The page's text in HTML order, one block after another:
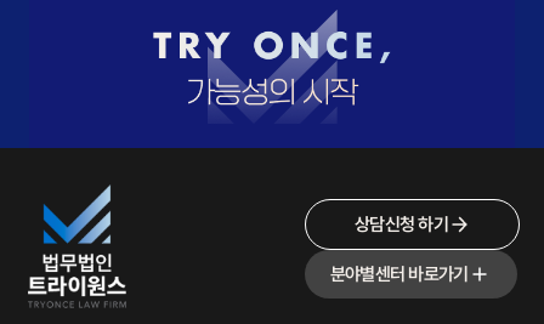
상담신청 하기
분야별센터 바로가기